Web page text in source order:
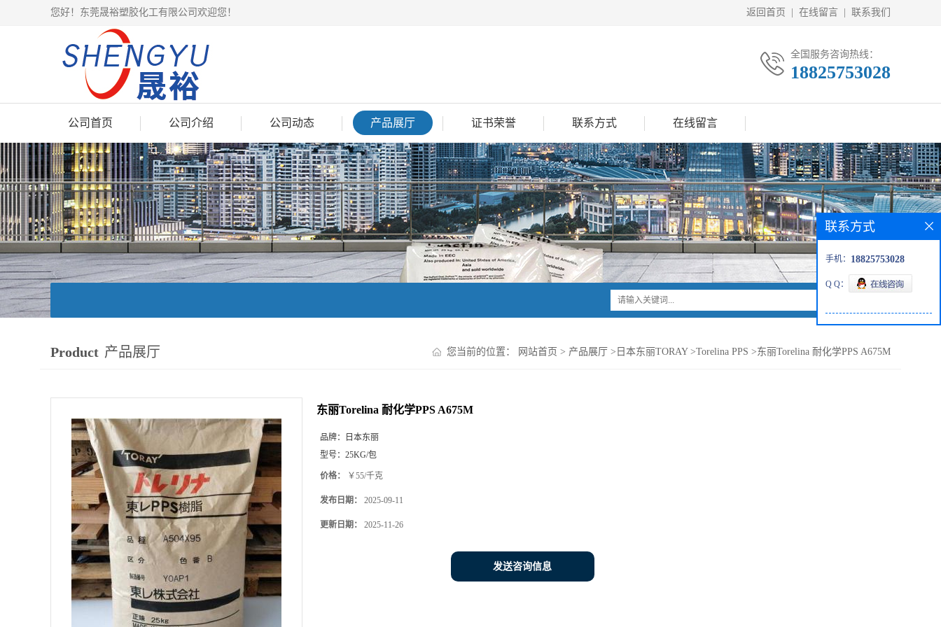
您好！东莞晟裕塑胶化工有限公司欢迎您！ 返回首页 在线留言 联系我们
全国服务咨询热线：
18825753028
公司首页 公司介绍 公司动态 产品展厅 证书荣誉 联系方式 在线留言
Product 产品展厅 您当前的位置： 网站首页 > 产品展厅 > 日本东丽TORAY>Torelina PPS >东丽Torelina 耐化学PPS A675M
东丽Torelina 耐化学PPS A675M
品牌：
日本东丽
型号： 25KG/包
价格： ￥55/千克
发布日期： 2025-09-11
更新日期： 2025-11-26
发送咨询信息
联系方式
手机： 18825753028
Q Q：